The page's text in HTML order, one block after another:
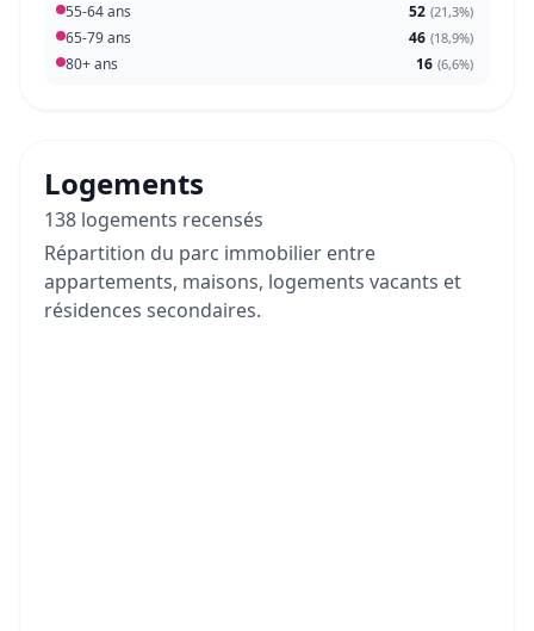
55-64 ans 52 (21,3%)
65-79 ans 46 (18,9%)
80+ ans 16 (6,6%)
Logements
138 logements recensés
Répartition du parc immobilier entre
appartements, maisons, logements vacants et
résidences secondaires.